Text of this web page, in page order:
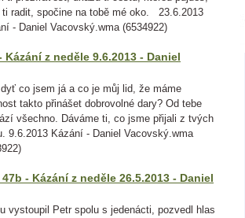
ti radit, spočine na tobě mé oko. 23.6.2013
- Daniel Vacovský.wma (6534922)
Kázání z neděle 9.6.2013 - Daniel
co jsem já a co je můj lid, že máme
takto přinášet dobrovolné dary? Od tebe
všechno. Dáváme ti, co jsme přijali z tvých
9.6.2013 Kázání - Daniel Vacovský.wma
- Kázání z neděle 26.5.2013 - Daniel
vystoupil Petr spolu s jedenácti, pozvedl hlas